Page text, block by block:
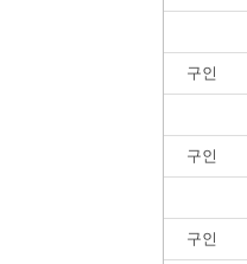
구인
구인
구인